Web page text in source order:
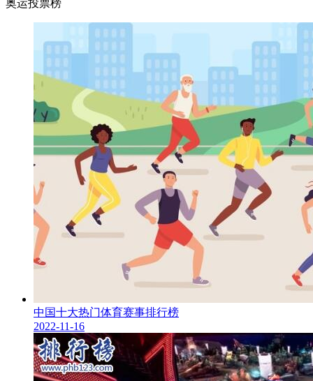
奥运投票榜
中国十大热门体育赛事排行榜
2022-11-16